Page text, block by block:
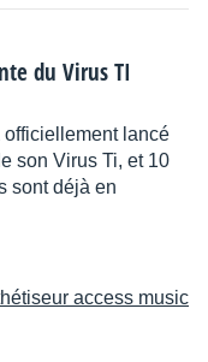
du Virus TI
lancé
son Virus Ti, et 10
sont déjà en
access music